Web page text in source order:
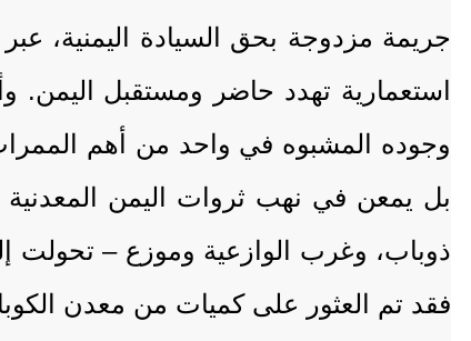
جريمة مزدوجة بحق السيادة اليمنية،
استعمارية تهدد حاضر ومستقبل
وجوده المشبوه في واحد من أهم
بل يمعن في نهب ثروات اليمن
ذوباب، وغرب الوازعية وموزع – تحولت
فقد تم العثور على كميات من معدن